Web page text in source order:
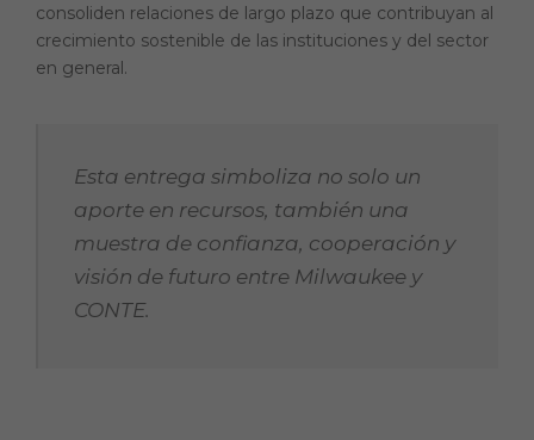
consoliden relaciones de largo plazo que contribuyan al
crecimiento sostenible de las instituciones y del sector
en general.
Esta entrega simboliza no solo un
aporte en recursos, también una
muestra de confianza, cooperación y
visión de futuro entre Milwaukee y
CONTE.